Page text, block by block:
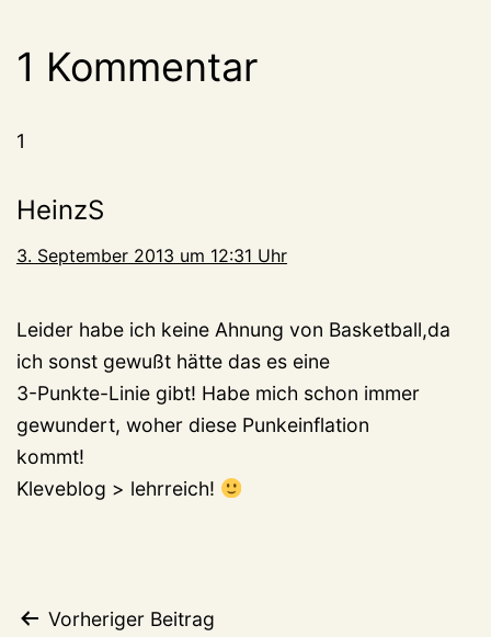
1 Kommentar
1
HeinzS
3. September 2013 um 12:31 Uhr
Leider habe ich keine Ahnung von Basketball,da
ich sonst gewußt hätte das es eine
3-Punkte-Linie gibt! Habe mich schon immer
gewundert, woher diese Punkeinflation
kommt!
Kleveblog > lehrreich!
Beitragsnavigation
Vorheriger Beitrag